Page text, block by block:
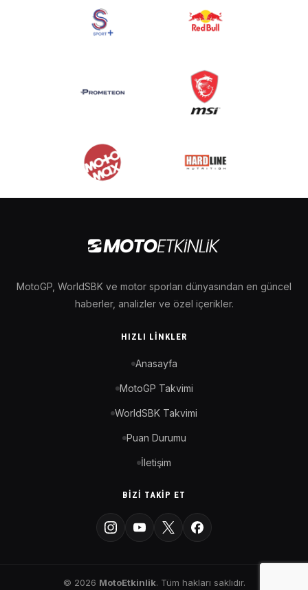
MotoGP, WorldSBK ve motor sporları dünyasından en güncel
haberler, analizler ve özel içerikler.
HIZLI LINKLER
Anasayfa
MotoGP Takvimi
WorldSBK Takvimi
Puan Durumu
İletişim
BIZI TAKIP ET
© 2026 MotoEtkinlik. Tüm hakları saklıdır.